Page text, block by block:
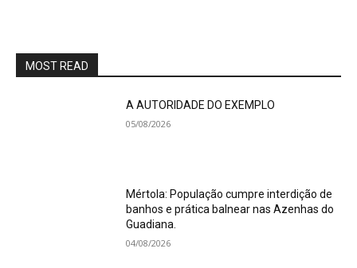
MOST READ
A AUTORIDADE DO EXEMPLO
05/08/2026
Mértola: População cumpre interdição de
banhos e prática balnear nas Azenhas do
Guadiana.
04/08/2026